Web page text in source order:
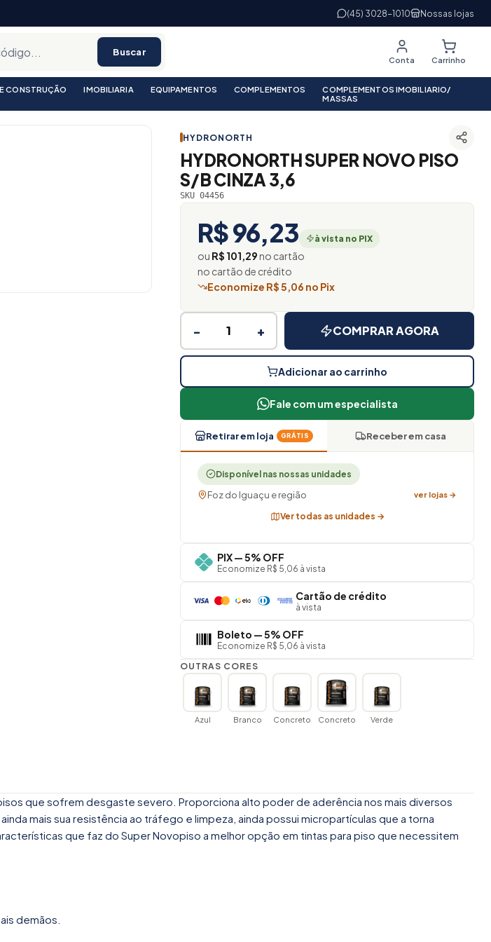
(45) 3028-1010 Nossas lojas
Buscar
Conta Carrinho
CONSTRUÇÃO IMOBILIARIA EQUIPAMENTOS COMPLEMENTOS
COMPLEMENTOS IMOBILIARIO/
MASSAS
HYDRONORTH
HYDRONORTH SUPER NOVO PISO
S/B CINZA 3,6
SKU 04456
R$ 96,23 à vista no PIX
ou R$ 101,29no cartão
no cartão de crédito
Economize R$ 5,06 no Pix
− + COMPRAR AGORA
Adicionar ao carrinho
Fale com um especialista
Retirar em loja GRÁTIS Receber em casa
Disponível nas nossas unidades
Foz do Iguaçu e região ver lojas →
Ver todas as unidades →
PIX — 5% OFF
Economize R$ 5,06 à vista
Cartão de crédito
à vista
Boleto — 5% OFF
Economize R$ 5,06 à vista
OUTRAS CORES
Azul Branco Concreto Concreto Verde
que sofrem desgaste severo. Proporciona alto poder de aderência nos mais diversos
mais sua resistência ao tráfego e limpeza, ainda possui micropartículas que a torna
que faz do Super Novopiso a melhor opção em tintas para piso que necessitem
demãos.